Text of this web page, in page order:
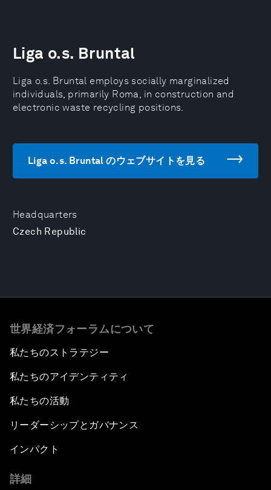
Headquarters
Czech Republic
Liga o.s. Bruntal
Liga o.s. Bruntal employs socially marginalized
individuals, primarily Roma, in construction and
electronic waste recycling positions.
Liga o.s. Bruntal のウェブサイトを見る
世界経済フォーラムについて
私たちのストラテジー
私たちのアイデンティティ
私たちの活動
リーダーシップとガバナンス
インパクト
詳細